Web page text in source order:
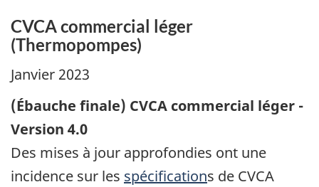
CVCA commercial léger
(Thermopompes)
Janvier 2023
(Ébauche finale) CVCA commercial léger -
Version 4.0
Des mises à jour approfondies ont une
incidence sur les spécifications de CVCA